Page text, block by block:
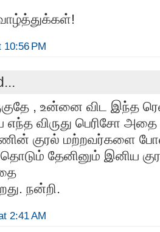
PM
, உன்னை விட இந்த
எந்த விருது பெரிசோ
குரல் மற்றவர்களை
தேனினும் இனிய
நன்றி.
2:41 AM